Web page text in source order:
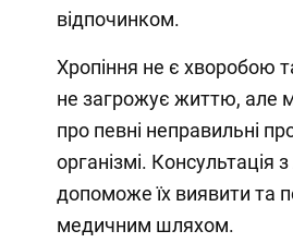
відпочинком.
Хропіння не є хворобою
не загрожує життю, але
про певні неправильні
організмі. Консультація
допоможе їх виявити та
медичним шляхом.